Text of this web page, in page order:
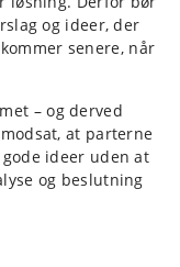
og ideer, der
senere, når
– og derved
at parterne
ideer uden at
og beslutning